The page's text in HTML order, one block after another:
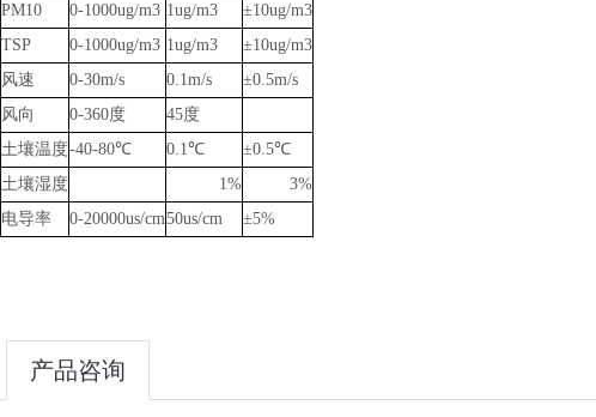
PM10
0-1000ug/m3 1ug/m3
±10ug/m3
TSP
0-1000ug/m3 1ug/m3
±10ug/m3
风速
0-30m/s 0.1m/s
±0.5m/s
风向
0-360度
45度
土壤温度-40-80℃ 0.1℃
±0.5℃
土壤湿度
1%
3%
电导率
0-20000us/cm50us/cm ±5%
产品咨询